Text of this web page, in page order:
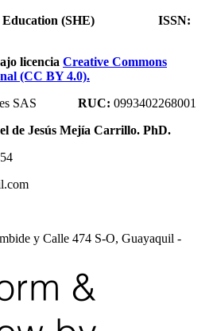
Education (SHE) ISSN:
licencia Creative Commons
(CC BY 4.0).
SAS RUC: 0993402268001
de Jesús Mejía Carrillo. PhD.
y Calle 474 S-O, Guayaquil -